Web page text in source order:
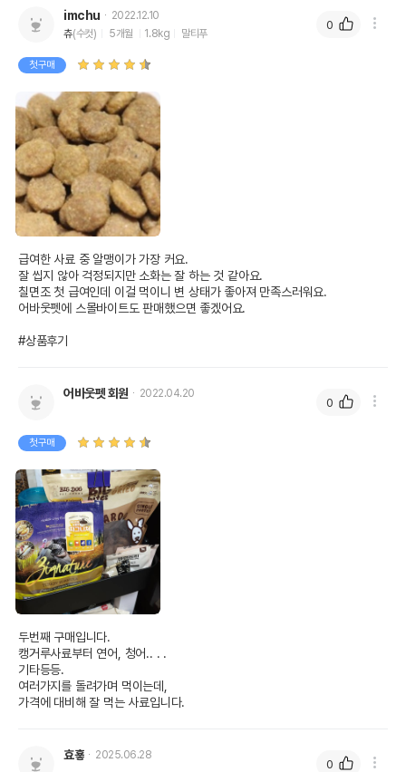
imchu
2022.12.10
츄(수컷) 5개월 1.8kg 말티푸
첫구매
급여한 사료 중 알맹이가 가장 커요.
잘 씹지 않아 걱정되지만 소화는 잘 하는 것 같아요.
칠면조 첫 급여인데 이걸 먹이니 변 상태가 좋아져 만족스러워요.
어바웃펫에 스몰바이트도 판매했으면 좋겠어요.
#상품후기
0
어바웃펫 회원 2022.04.20
첫구매
두번째 구매입니다.
캥거루사료부터 연어, 청어.. . .
기타등등.
여러가지를 돌려가며 먹이는데,
가격에 대비해 잘 먹는 사료입니다.
0
효훃 2025.06.28
0